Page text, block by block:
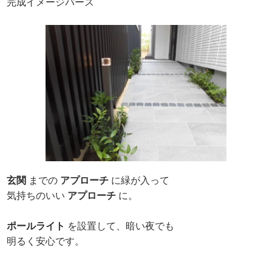
完成イメージパース
玄関 までの アプローチ に緑が入って
気持ちのいい アプローチ に。
ポールライト を設置して、暗い夜でも
明るく安心です。